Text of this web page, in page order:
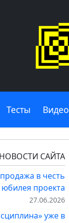
Тесты Видео
НОВОСТИ САЙТА
в честь
юбилея проекта
27.06.2026
уже в